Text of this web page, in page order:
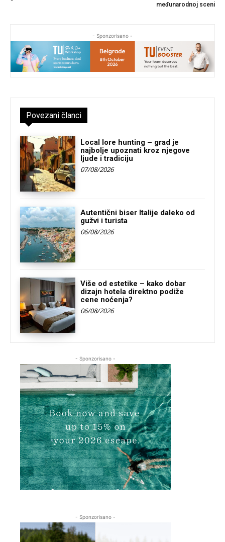
međunarodnoj sceni
- Sponzorisano -
Povezani članci
Local lore hunting – grad je
najbolje upoznati kroz njegove
ljude i tradiciju
07/08/2026
Autentični biser Italije daleko od
gužvi i turista
06/08/2026
Više od estetike – kako dobar
dizajn hotela direktno podiže
cene noćenja?
06/08/2026
- Sponzorisano -
- Sponzorisano -